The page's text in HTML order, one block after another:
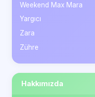
Weekend Max Mara
Yargıcı
Zara
Zühre
Hakkımızda